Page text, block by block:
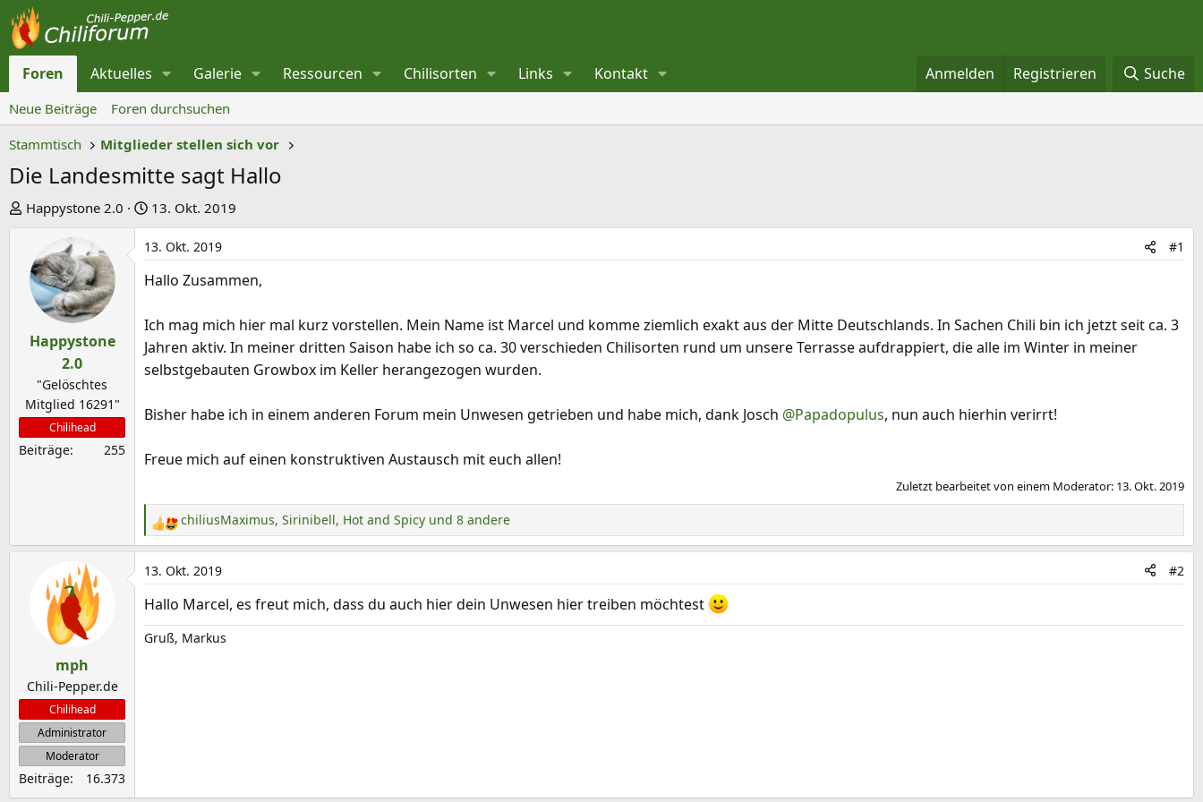
Foren Aktuelles Galerie Ressourcen Chilisorten Links Kontakt Anmelden Registrieren Suche
Neue Beiträge
Foren durchsuchen
Stammtisch
Mitglieder stellen sich vor
Die Landesmitte sagt Hallo
E
e
Happystone 2.0
E
r
s
t
l
t
a
13. Okt. 2019
Happystone
2.0
"Gelöschtes
Mitglied 16291"
Chilihead
Beiträge 255
13. Okt. 2019 #1
Hallo Zusammen,
Ich mag mich hier mal kurz vorstellen. Mein Name ist Marcel und komme ziemlich exakt aus der Mitte Deutschlands. In Sachen Chili bin ich jetzt seit ca. 3
Jahren aktiv. In meiner dritten Saison habe ich so ca. 30 verschieden Chilisorten rund um unsere Terrasse aufdrappiert, die alle im Winter in meiner
selbstgebauten Growbox im Keller herangezogen wurden.
Bisher habe ich in einem anderen Forum mein Unwesen getrieben und habe mich, dank Josch @Papadopulus, nun auch hierhin verirrt!
Freue mich auf einen konstruktiven Austausch mit euch allen!
Zuletzt bearbeitet von einem Moderator: 13. Okt. 2019
R
e
a
k
t
i
o
chiliusMaximus, Sirinibell, Hot and Spicy und 8 andere
mph
Chili-Pepper.de
Chilihead
Administrator
Moderator
Beiträge 16.373
13. Okt. 2019 #2
Hallo Marcel, es freut mich, dass du auch hier dein Unwesen hier treiben möchtest
Gruß, Markus